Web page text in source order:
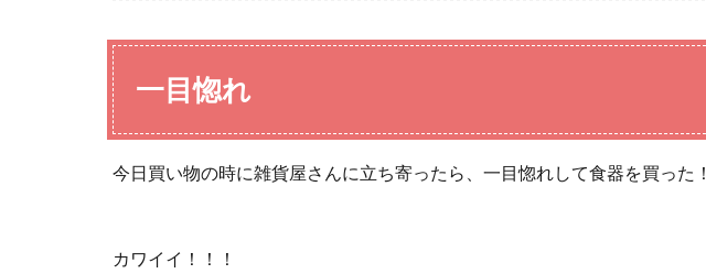
一目惚れ
今日買い物の時に雑貨屋さんに立ち寄ったら、一目惚れして食器を買った！
カワイイ！！！